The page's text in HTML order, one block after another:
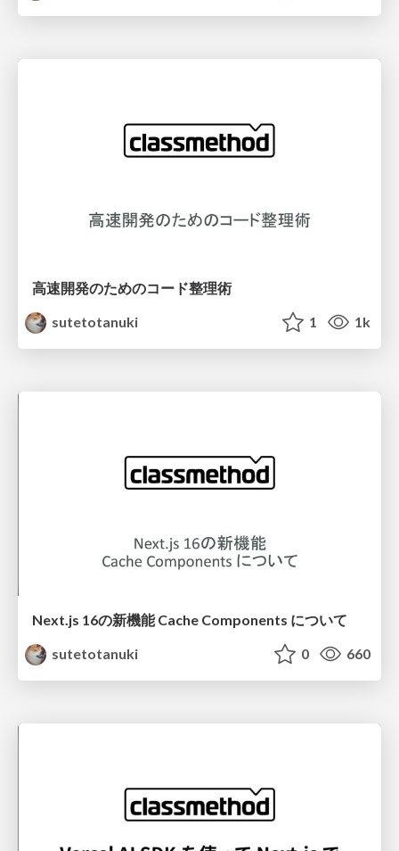
高速開発のためのコード整理術
sutetotanuki
1 1k
Next.js 16の新機能 Cache Components について
sutetotanuki
0 660